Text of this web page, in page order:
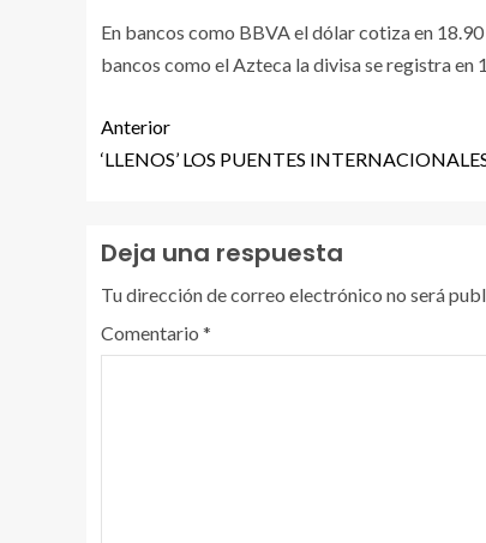
En bancos como BBVA el dólar cotiza en
bancos como el Azteca la divisa se registra en
Anterior
‘LLENOS’ LOS PUENTES
Deja una respuesta
Tu dirección de correo electrónico no será
Comentario *